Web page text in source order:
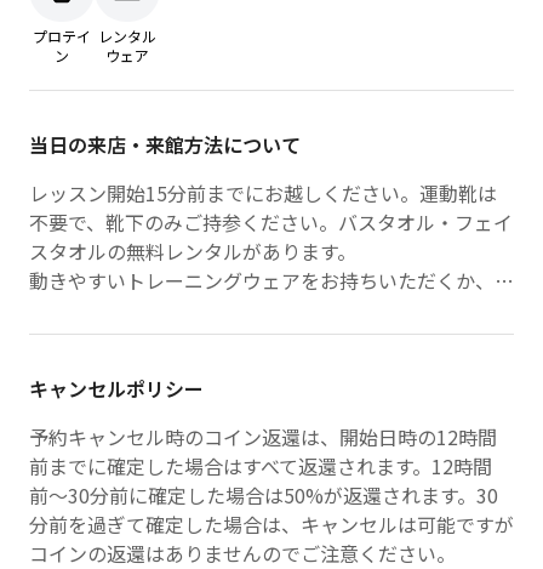
プロテイ
ン
レンタル
ウェア
当日の来店・来館方法について
レッスン開始15分前までにお越しください。運動靴は
不要で、靴下のみご持参ください。バスタオル・フェイ
スタオルの無料レンタルがあります。
動きやすいトレーニングウェアをお持ちいただくか、フ
キャンセルポリシー
予約キャンセル時のコイン返還は、開始日時の12時間
前までに確定した場合はすべて返還されます。12時間
前〜30分前に確定した場合は50%が返還されます。30
分前を過ぎて確定した場合は、キャンセルは可能ですが
コインの返還はありませんのでご注意ください。